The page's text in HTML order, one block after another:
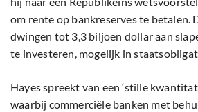
om rente op bankreserves te betalen.
dwingen tot 3,3 biljoen dollar aan
te investeren, mogelijk in
Hayes spreekt van een ‘stille
waarbij commerciële banken met